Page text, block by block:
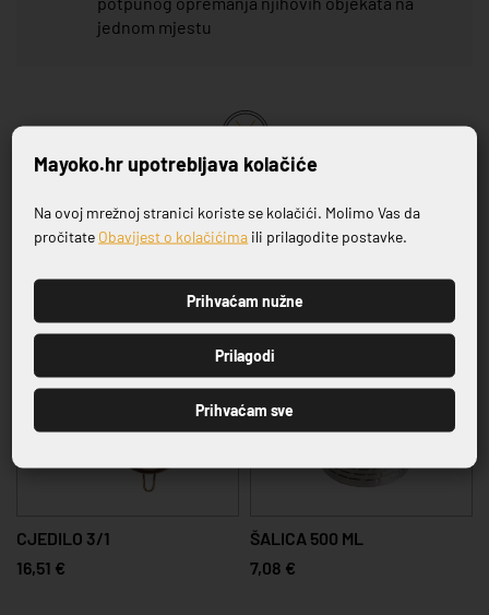
jednom mjestu
VRHUNSKA KVALITETA PROIZVODA
Povezani proizvodi
CJEDILO 3/1
16,51 €
ŠALICA 500 ML
7,08 €
Prijavite se na naš newsletter
PRIJAVI SE
Mayoko.hr upotrebljava kolačiće
Na ovoj mrežnoj stranici koriste se kolačići. Molimo Vas da
pročitate Obavijest o kolačićima ili prilagodite postavke.
Prihvaćam nužne
Prilagodi
Prihvaćam sve